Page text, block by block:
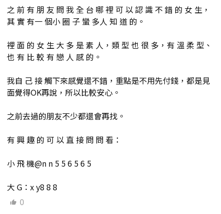
之 前 有 朋 友 問 我 全 台 哪 裡 可 以 認 識 不 錯 的 女 生，
其 實 有一 個小 圈 子 蠻 多人 知 道 的。
裡 面 的 女 生 大 多 是 素 人，類 型 也 很 多，有 溫 柔 型、
也 有 比 較 有 戀 人 感 的。
我自 己 接 觸下來感覺還不錯，重點是不用先付錢，都是見
面覺得OK再說，所以比較安心。
之前去過的朋友不少都還會再找。
有 興 趣 的 可 以 直 接 問 問 看：
小 飛 機@n n 5 5 6 5 6 5
大 G：x y8 8 8
0